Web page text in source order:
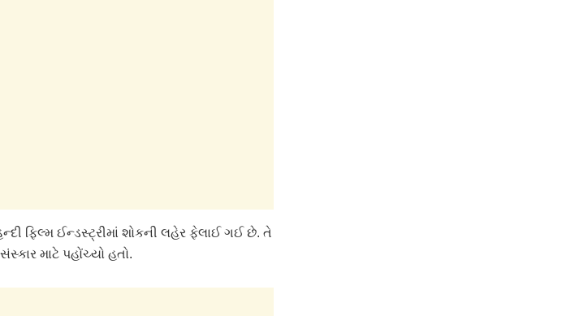
ફિલ્મ ઈન્ડસ્ટ્રીમાં શોકની લહેર ફેલાઈ ગઈ છે. તે
માટે પહોંચ્યો હતો.